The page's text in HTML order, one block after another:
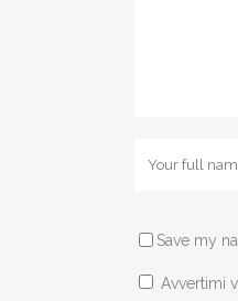
Save my
Avvertimi